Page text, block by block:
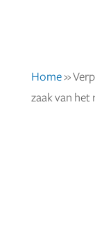
Home»
zaak van het